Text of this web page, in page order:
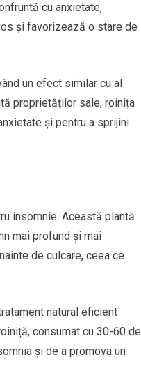
cu anxietate,
și favorizează o stare de
un efect similar cu al
proprietăților sale, roinița
și pentru a sprijini
insomnie. Această plantă
mai profund și mai
de culcare, ceea ce
natural eficient
consumat cu 30-60 de
și de a promova un